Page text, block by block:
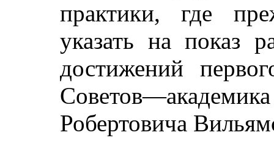
практики, где
указать на показ
достижений
Робертовича